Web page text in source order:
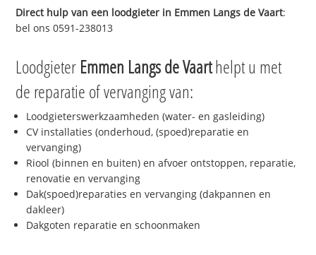
Direct hulp van een loodgieter in Emmen Langs de Vaart:
bel ons 0591-238013
Loodgieter Emmen Langs de Vaarthelpt u met
de reparatie of vervanging van:
Loodgieterswerkzaamheden (water- en gasleiding)
CV installaties (onderhoud, (spoed)reparatie en
vervanging)
Riool (binnen en buiten) en afvoer ontstoppen, reparatie,
renovatie en vervanging
Dak(spoed)reparaties en vervanging (dakpannen en
dakleer)
Dakgoten reparatie en schoonmaken